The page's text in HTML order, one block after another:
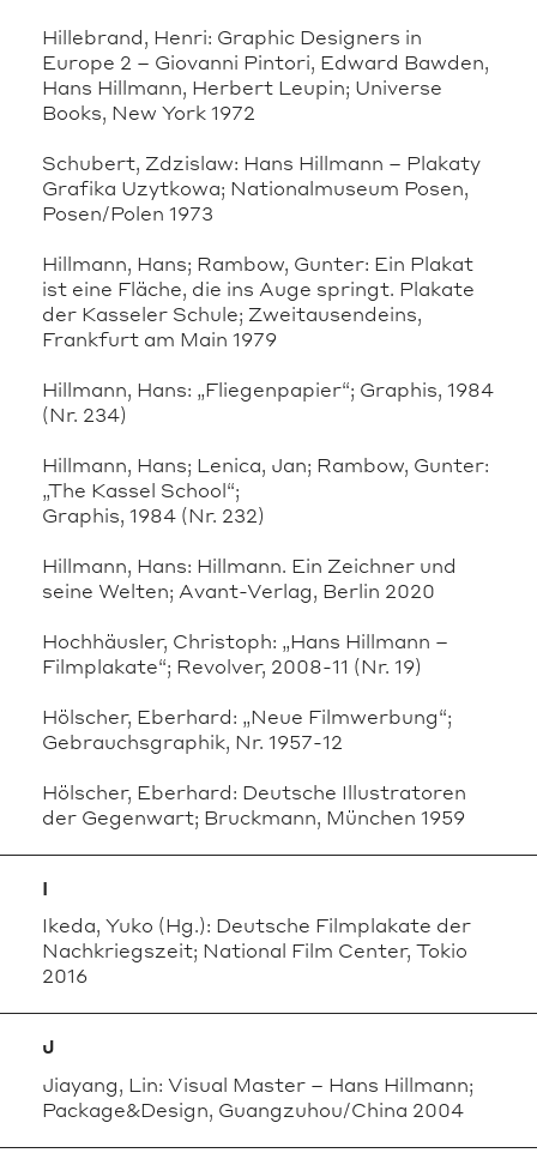
Hillebrand, Henri: Graphic Designers in
Europe 2 – Giovanni Pintori, Edward Bawden,
Hans Hillmann, Herbert Leupin; Universe
Books, New York 1972
Schubert, Zdzislaw: Hans Hillmann – Plakaty
Grafika Uzytkowa; Nationalmuseum Posen,
Posen/Polen 1973
Hillmann, Hans; Rambow, Gunter: Ein Plakat
ist eine Fläche, die ins Auge springt. Plakate
der Kasseler Schule; Zweitausendeins,
Frankfurt am Main 1979
Hillmann, Hans: „Fliegenpapier“; Graphis, 1984
(Nr. 234)
Hillmann, Hans; Lenica, Jan; Rambow, Gunter:
„The Kassel School“;
Graphis, 1984 (Nr. 232)
Hillmann, Hans: Hillmann. Ein Zeichner und
seine Welten; Avant-Verlag, Berlin 2020
Hochhäusler, Christoph: „Hans Hillmann –
Filmplakate“; Revolver, 2008-11 (Nr. 19)
Hölscher, Eberhard: „Neue Filmwerbung“;
Gebrauchsgraphik, Nr. 1957-12
Hölscher, Eberhard: Deutsche Illustratoren
der Gegenwart; Bruckmann, München 1959
I
Ikeda, Yuko (Hg.): Deutsche Filmplakate der
Nachkriegszeit; National Film Center, Tokio
2016
J
Jiayang, Lin: Visual Master – Hans Hillmann;
Package&Design, Guangzuhou/China 2004